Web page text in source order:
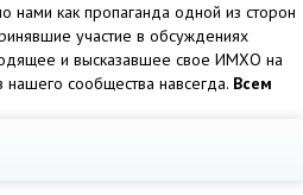
нами как пропаганда одной из сторон
участие в обсуждениях
и высказавшее свое ИМХО на
сообщества навсегда. Всем